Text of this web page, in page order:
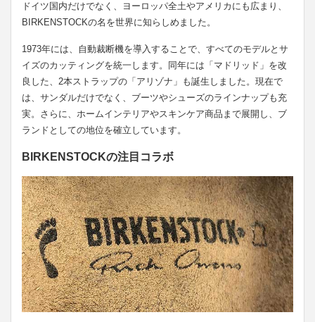
ドイツ国内だけでなく、ヨーロッパ全土やアメリカにも広まり、
BIRKENSTOCKの名を世界に知らしめました。
1973年には、自動裁断機を導入することで、すべてのモデルとサ
イズのカッティングを統一します。同年には「マドリッド」を改
良した、2本ストラップの「アリゾナ」も誕生しました。現在で
は、サンダルだけでなく、ブーツやシューズのラインナップも充
実。さらに、ホームインテリアやスキンケア商品まで展開し、ブ
ランドとしての地位を確立しています。
BIRKENSTOCKの注目コラボ